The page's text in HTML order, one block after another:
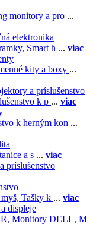
monitory a pro ...
elektronika
Smart h ... viac
kity a boxy ...
a príslušenstvo
k p ... viac
k herným kon ...
a s ... viac
príslušenstvo
Tašky k ... viac
displeje
Monitory DELL, M